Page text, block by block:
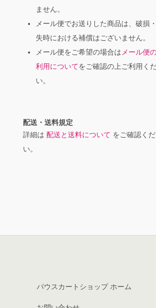
ません。
メール便でお送りした商品は、破損
失時における補償はございません。
メール便をご希望の場合はメール便
利用についてをご確認の上ご利用く
い。
配送・送料規定
詳細は 配送と送料について をご確認くだ
い。
パウスカートショップ ホーム